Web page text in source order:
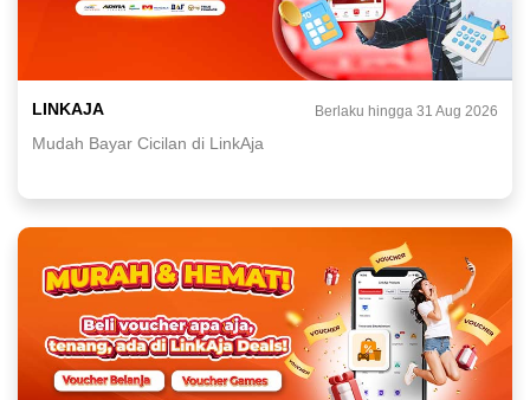
LINKAJA Berlaku hingga 31 Aug 2026
Mudah Bayar Cicilan di LinkAja